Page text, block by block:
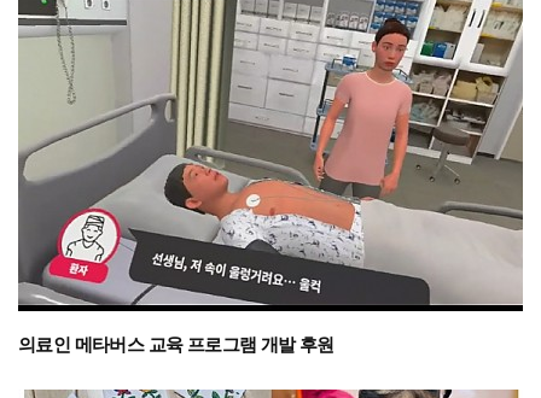
의료인 메타버스 교육 프로그램 개발 후원